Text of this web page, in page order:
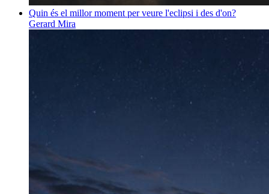
Quin és el millor moment per veure l'eclipsi i des d'on?
Gerard Mira